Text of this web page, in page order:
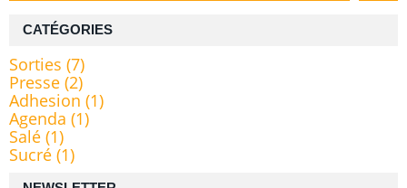
CATÉGORIES
Sorties (7)
Presse (2)
Adhesion (1)
Agenda (1)
Salé (1)
Sucré (1)